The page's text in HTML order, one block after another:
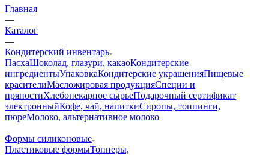
Главная
—
Каталог
—
Кондитерский инвентарь
ПасхаШоколад, глазури, какаоКондитерские
ингредиентыУпаковкаКондитерские украшенияПищевые
красителиМасложировая продукцияСпеции и
пряностиХлебопекарное сырьеПодарочный сертификат
электронныйКофе, чай, напиткиСиропы, топпинги,
пюреМолоко, альтернативное молоко
—
Формы силиконовые
Пластиковые формыТопперы,